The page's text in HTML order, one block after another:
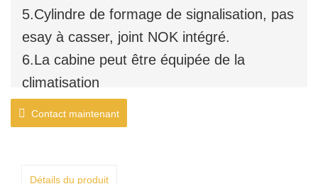
5.Cylindre de formage de signalisation, pas
esay à casser, joint NOK intégré.
6.La cabine peut être équipée de la
climatisation
Contact maintenant
Détails du produit